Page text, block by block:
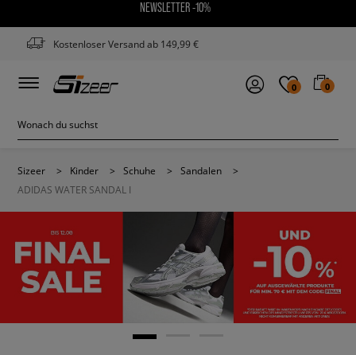
NEWSLETTER -10%
Kostenloser Versand ab 149,99 €
0 0
Sizeer > Kinder > Schuhe > Sandalen
>
ADIDAS WATER SANDAL I